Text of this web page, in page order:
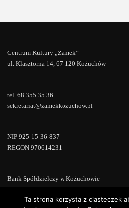
Centrum Kultury „Zamek”
ul. Klasztorna 14, 67-120 Kożuchów
tel. 68 355 35 36
sekretariat@zamekkozuchow.pl
NIP 925-15-36-837
REGON 970614231
Bank Spółdzielczy w Kożuchowie
Ta strona korzysta z ciasteczek